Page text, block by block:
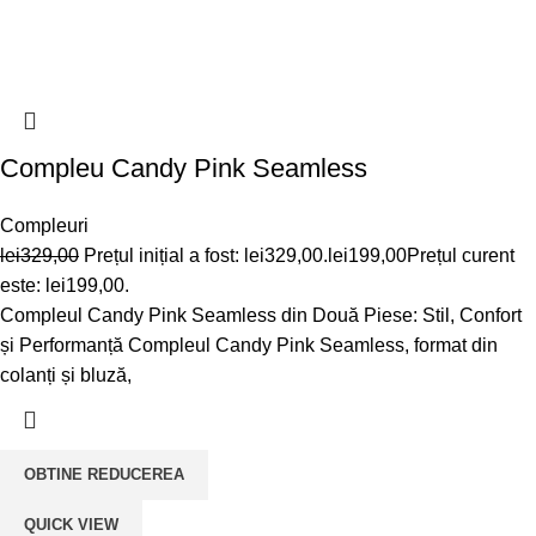
Compleu Candy Pink Seamless
Compleuri
lei329,00 Prețul inițial a fost: lei329,00. lei199,00Prețul curent
este: lei199,00.
Compleul Candy Pink Seamless din Două Piese: Stil, Confort
și Performanță Compleul Candy Pink Seamless, format din
colanți și bluză,
OBTINE REDUCEREA
QUICK VIEW